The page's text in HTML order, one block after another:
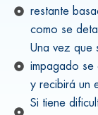
restante
como se
Una vez que
impagado se
y recibirá un
Si tiene